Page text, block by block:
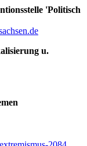
'Politisch
u.